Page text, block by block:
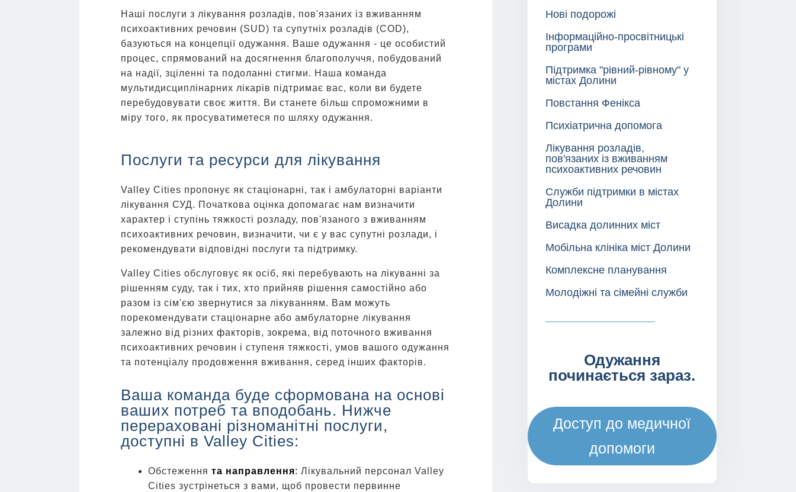
Наші послуги з лікування розладів, пов'язаних із вживанням
психоактивних речовин (SUD) та супутніх розладів (COD),
базуються на концепції одужання. Ваше одужання - це особистий
процес, спрямований на досягнення благополуччя, побудований
на надії, зціленні та подоланні стигми. Наша команда
мультидисциплінарних лікарів підтримає вас, коли ви будете
перебудовувати своє життя. Ви станете більш спроможними в
міру того, як просуватиметеся по шляху одужання.
Послуги та ресурси для лікування
Valley Cities пропонує як стаціонарні, так і амбулаторні варіанти
лікування СУД. Початкова оцінка допомагає нам визначити
характер і ступінь тяжкості розладу, пов'язаного з вживанням
психоактивних речовин, визначити, чи є у вас супутні розлади, і
рекомендувати відповідні послуги та підтримку.
Valley Cities обслуговує як осіб, які перебувають на лікуванні за
рішенням суду, так і тих, хто прийняв рішення самостійно або
разом із сім'єю звернутися за лікуванням. Вам можуть
порекомендувати стаціонарне або амбулаторне лікування
залежно від різних факторів, зокрема, від поточного вживання
психоактивних речовин і ступеня тяжкості, умов вашого одужання
та потенціалу продовження вживання, серед інших факторів.
Ваша команда буде сформована на основі
ваших потреб та вподобань. Нижче
перераховані різноманітні послуги,
доступні в Valley Cities:
Обстеженнята направлення: Лікувальний персонал Valley
Cities зустрінеться з вами, щоб провести первинне
Нові подорожі
Інформаційно-просвітницькі
програми
Підтримка "рівний-рівному" у
містах Долини
Повстання Фенікса
Психіатрична допомога
Лікування розладів,
пов'язаних із вживанням
психоактивних речовин
Служби підтримки в містах
Долини
Висадка долинних міст
Мобільна клініка міст Долини
Комплексне планування
Молодіжні та сімейні служби
Одужання
починається зараз.
Доступ до медичної
допомоги